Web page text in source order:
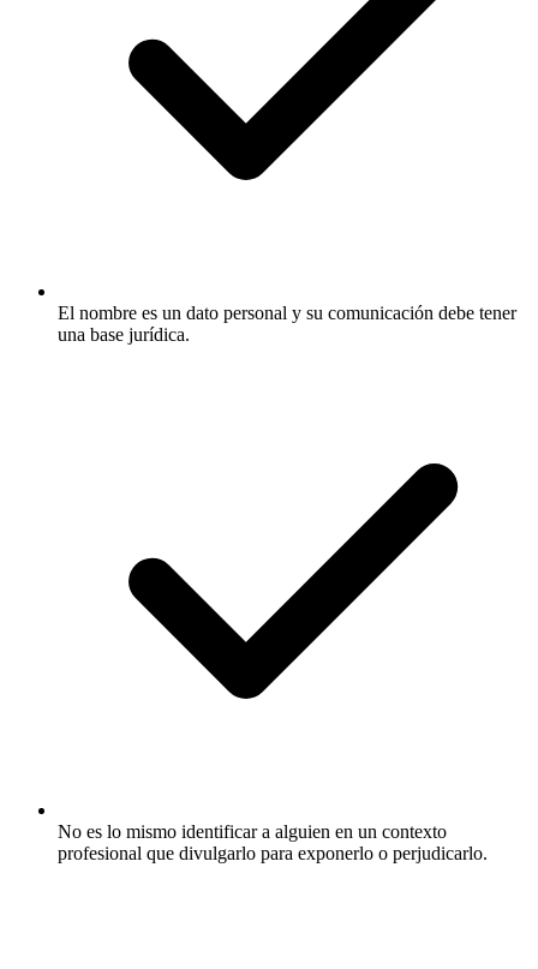
El nombre es un dato personal y su comunicación debe tener
una base jurídica.
No es lo mismo identificar a alguien en un contexto
profesional que divulgarlo para exponerlo o perjudicarlo.